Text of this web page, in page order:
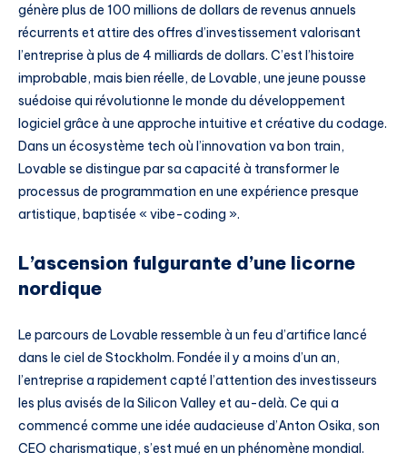
génère plus de 100 millions de dollars de revenus annuels
récurrents et attire des offres d’investissement valorisant
l’entreprise à plus de 4 milliards de dollars. C’est l’histoire
improbable, mais bien réelle, de Lovable, une jeune pousse
suédoise qui révolutionne le monde du développement
logiciel grâce à une approche intuitive et créative du codage.
Dans un écosystème tech où l’innovation va bon train,
Lovable se distingue par sa capacité à transformer le
processus de programmation en une expérience presque
artistique, baptisée « vibe-coding ».
L’ascension fulgurante d’une licorne
nordique
Le parcours de Lovable ressemble à un feu d’artifice lancé
dans le ciel de Stockholm. Fondée il y a moins d’un an,
l’entreprise a rapidement capté l’attention des investisseurs
les plus avisés de la Silicon Valley et au-delà. Ce qui a
commencé comme une idée audacieuse d’Anton Osika, son
CEO charismatique, s’est mué en un phénomène mondial.